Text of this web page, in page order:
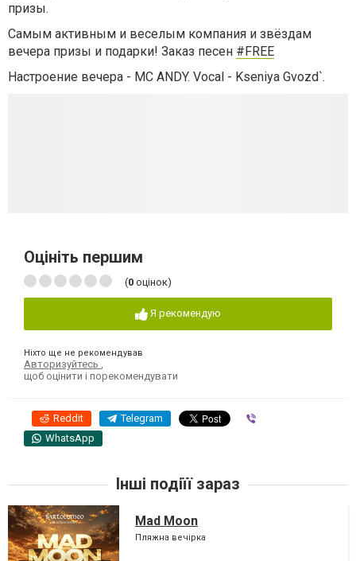
призы.
Самым активным и веселым компания и звёздам
вечера призы и подарки! Заказ песен #FREE
Настроение вечера - MC ANDY. Vocal - Kseniya Gvozd`.
Оцініть першим
(0 оцінок)
Я рекомендую
Ніхто ще не рекомендував
Авторизуйтесь
щоб оцінити і порекомендувати
Reddit Telegram
WhatsApp
Інші подіїї зараз
Mad Moon
Пляжна вечірка